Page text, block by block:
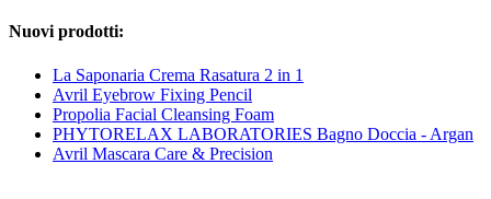
Nuovi prodotti:
La Saponaria Crema Rasatura 2 in 1
Avril Eyebrow Fixing Pencil
Propolia Facial Cleansing Foam
PHYTORELAX LABORATORIES Bagno Doccia - Argan
Avril Mascara Care & Precision